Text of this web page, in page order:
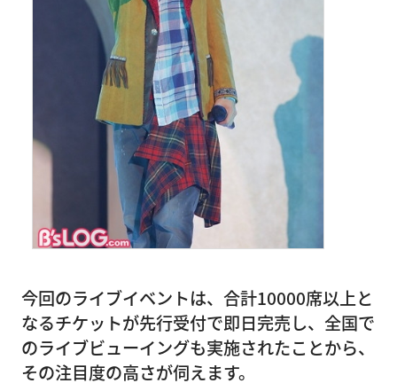
今回のライブイベントは、合計10000席以上と
なるチケットが先行受付で即日完売し、全国で
のライブビューイングも実施されたことから、
その注目度の高さが伺えます。